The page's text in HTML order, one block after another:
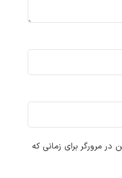
مرورگر برای زمانی که